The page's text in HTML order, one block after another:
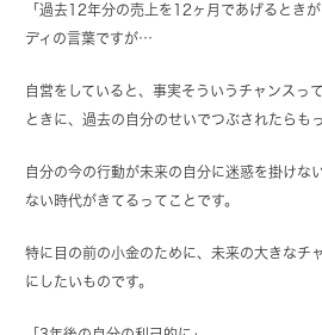
「過去12年分の売上を12ヶ月であげるとき
ディの言葉ですが…
自営をしていると、事実そういうチャンスっ
ときに、過去の自分のせいでつぶされたらも
自分の今の行動が未来の自分に迷惑を掛けな
ない時代がきてるってことです。
特に目の前の小金のために、未来の大きなチ
にしたいものです。